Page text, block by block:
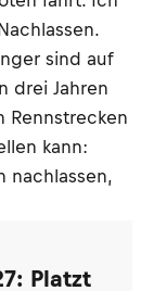
sind auf
drei Jahren
kann:
nachlassen,
Platzt